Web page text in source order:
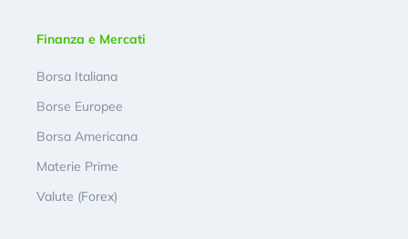
Finanza e Mercati
Borsa Italiana
Borse Europee
Borsa Americana
Materie Prime
Valute (Forex)